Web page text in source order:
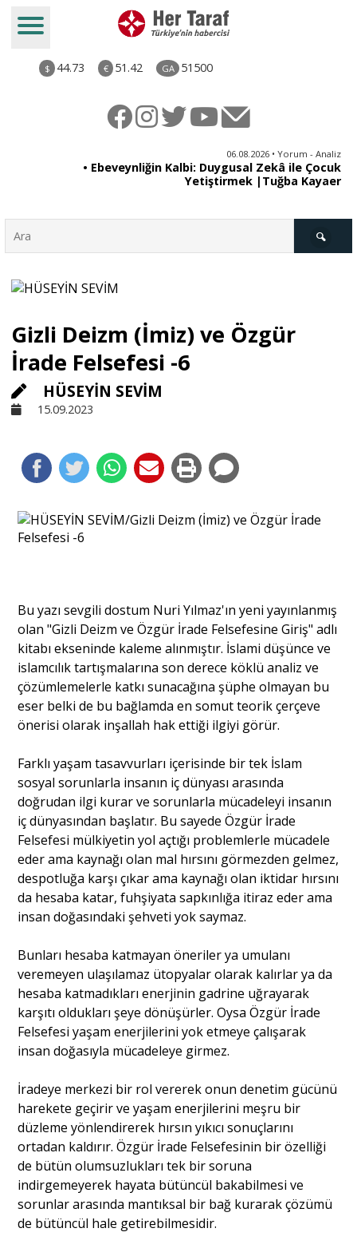
$ 44.73 € 51.42 GA 51500
06.08.2026 • Yorum - Analiz
• Ebeveynliğin Kalbi: Duygusal Zekâ ile Çocuk
Yetiştirmek |Tuğba Kayaer
Derkenar
Sivil Toplum
Kültür - Sanat
Yorum - Analiz
Söyleşi
Yazı Dizisi
Portre
Yazarlar
Eğitim
Dosya Haber
Ankara Analiz
Sağlık
Gizli Deizm (İmiz) ve Özgür
İrade Felsefesi -6
HÜSEYİN SEVİM
15.09.2023
Bu yazı sevgili dostum Nuri Yılmaz'ın yeni yayınlanmış
olan "Gizli Deizm ve Özgür İrade Felsefesine Giriş" adlı
kitabı ekseninde kaleme alınmıştır. İslami düşünce ve
islamcılık tartışmalarına son derece köklü analiz ve
çözümlemelerle katkı sunacağına şüphe olmayan bu
eser belki de bu bağlamda en somut teorik çerçeve
önerisi olarak inşallah hak ettiği ilgiyi görür.
Farklı yaşam tasavvurları içerisinde bir tek İslam
sosyal sorunlarla insanın iç dünyası arasında
doğrudan ilgi kurar ve sorunlarla mücadeleyi insanın
iç dünyasından başlatır. Bu sayede Özgür İrade
Felsefesi mülkiyetin yol açtığı problemlerle mücadele
eder ama kaynağı olan mal hırsını görmezden gelmez,
despotluğa karşı çıkar ama kaynağı olan iktidar hırsını
da hesaba katar, fuhşiyata sapkınlığa itiraz eder ama
insan doğasındaki şehveti yok saymaz.
Bunları hesaba katmayan öneriler ya umulanı
veremeyen ulaşılamaz ütopyalar olarak kalırlar ya da
hesaba katmadıkları enerjinin gadrine uğrayarak
karşıtı oldukları şeye dönüşürler. Oysa Özgür İrade
Felsefesi yaşam enerjilerini yok etmeye çalışarak
insan doğasıyla mücadeleye girmez.
İradeye merkezi bir rol vererek onun denetim gücünü
harekete geçirir ve yaşam enerjilerini meşru bir
düzleme yönlendirerek hırsın yıkıcı sonuçlarını
ortadan kaldırır. Özgür İrade Felsefesinin bir özelliği
de bütün olumsuzlukları tek bir soruna
indirgemeyerek hayata bütüncül bakabilmesi ve
sorunlar arasında mantıksal bir bağ kurarak çözümü
de bütüncül hale getirebilmesidir.